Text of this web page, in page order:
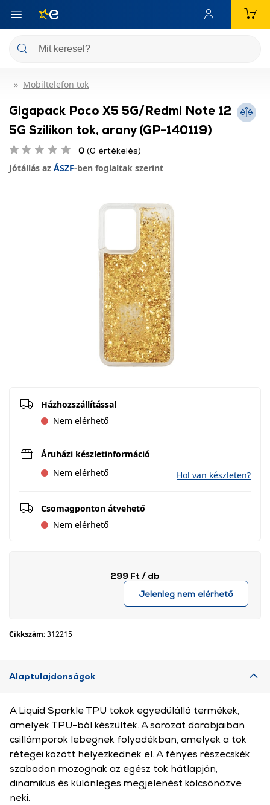
Mobiltelefon tok
Gigapack Poco X5 5G/Redmi Note 12
5G Szilikon tok, arany (GP-140119)
0 (0 értékelés)
Jótállás az ÁSZF-ben foglaltak szerint
Házhozszállítással
Nem elérhető
Áruházi készletinformáció
Nem elérhető
Hol van készleten?
Csomagponton átvehető
Nem elérhető
299 Ft / db
Jelenleg nem elérhető
Cikkszám:312215
Alaptulajdonságok
A Liquid Sparkle TPU tokok egyedülálló termékek,
amelyek TPU-ból készültek. A sorozat darabjaiban
csillámporok lebegnek folyadékban, amelyek a tok
rétegei között helyezkednek el. A fényes részecskék
szabadon mozognak az egész tok hátlapján,
dinamikus és különleges megjelenést kölcsönözve
neki.